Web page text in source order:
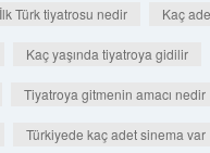
İlk Türk tiyatrosu nedir Kaç
Kaç yaşında tiyatroya gidilir
Tiyatroya gitmenin amacı nedir
Türkiyede kaç adet sinema var